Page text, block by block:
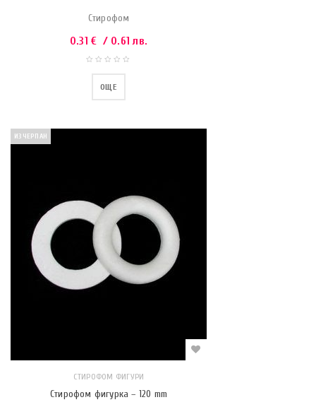
Стирофом
0.31€ / 0.61 лв.
ОЩЕ
ИЗЧЕРПАН
СТИРОФОМ ФИГУРИ
Стирофом фигурка – 120 mm